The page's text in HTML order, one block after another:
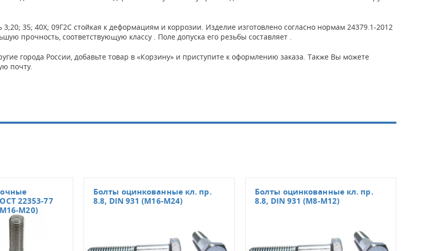
35; 40Х; 09Г2С стойкая к деформациям и коррозии. Изделие изготовлено согласно нормам 24379.1-2012
прочность, соответствующую классу . Поле допуска его резьбы составляет .
города России, добавьте товар в «Корзину» и приступите к оформлению заказа. Также Вы можете
почту.
22353-77
М20)
Болты оцинкованные кл. пр.
8.8, DIN 931 (М16-М24)
Болты оцинкованные кл. пр.
8.8, DIN 931 (М8-М12)